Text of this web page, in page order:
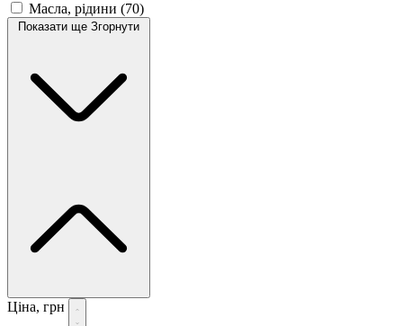
Масла, рідини (70)
Показати ще Згорнути
Ціна, грн